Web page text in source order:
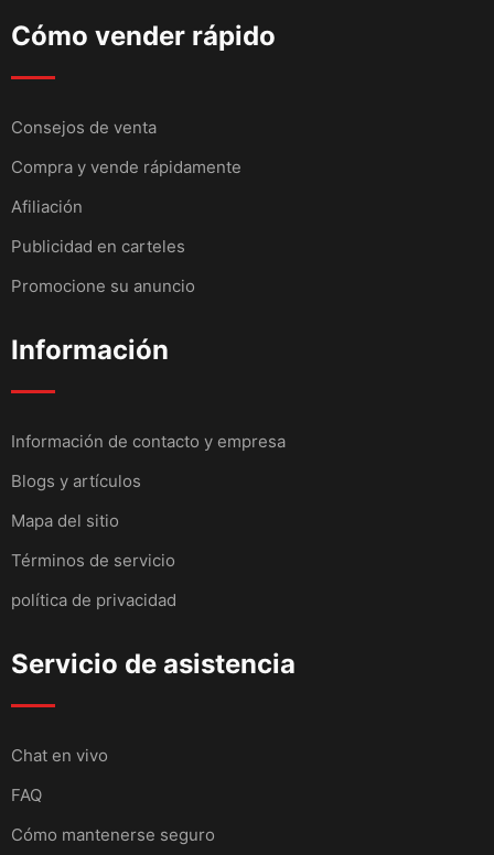
Cómo vender rápido
Consejos de venta
Compra y vende rápidamente
Afiliación
Publicidad en carteles
Promocione su anuncio
Información
Información de contacto y empresa
Blogs y artículos
Mapa del sitio
Términos de servicio
política de privacidad
Servicio de asistencia
Chat en vivo
FAQ
Cómo mantenerse seguro